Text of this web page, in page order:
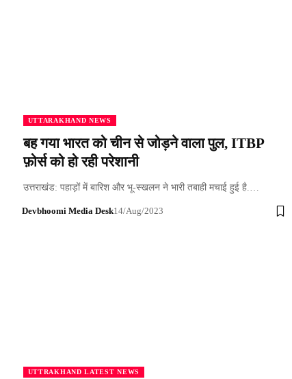
UTTARAKHAND NEWS
बह गया भारत को चीन से जोड़ने वाला पुल, ITBP
फ़ोर्स को हो रही परेशानी
उत्तराखंड: पहाड़ों में बारिश और भू-स्खलन ने भारी तबाही मचाई हुई है.…
Devbhoomi Media Desk14/Aug/2023
UTTRAKHAND LATEST NEWS